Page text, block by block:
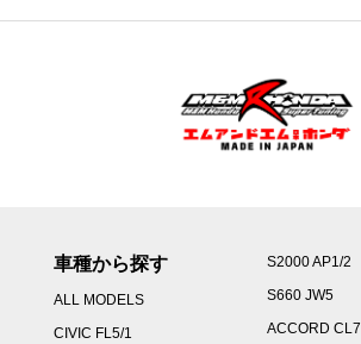
車種から探す
ALL MODELS
CIVIC FL5/1
S2000 AP1/2
S660 JW5
ACCORD CL7